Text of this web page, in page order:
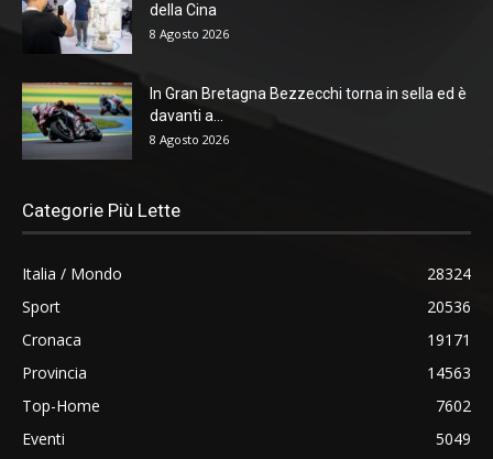
della Cina
8 Agosto 2026
In Gran Bretagna Bezzecchi torna in sella ed è
davanti a...
8 Agosto 2026
Categorie Più Lette
Italia / Mondo
28324
Sport
20536
Cronaca
19171
Provincia
14563
Top-Home
7602
Eventi
5049